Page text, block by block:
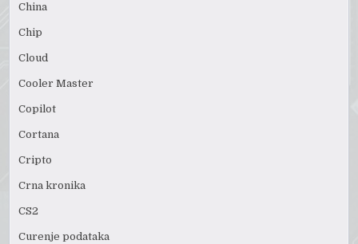
China
Chip
Cloud
Cooler Master
Copilot
Cortana
Cripto
Crna kronika
CS2
Curenje podataka